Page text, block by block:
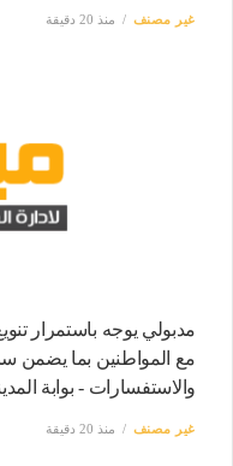
غير مصنف منذ 20 دقيقة
مدبولي يوجه باستمرار
مع المواطنين بما يضمن
والاستفسارات - بوابة
غير مصنف منذ 20 دقيقة